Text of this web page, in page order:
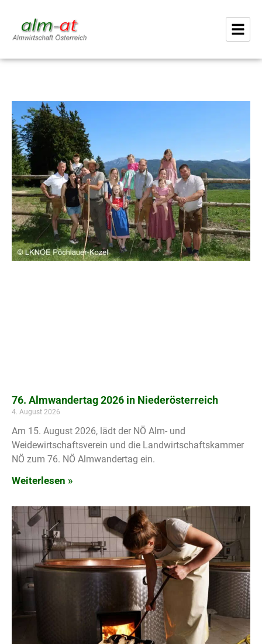
76. Almwandertag 2026 in Niederösterreich
4. August 2026
Am 15. August 2026, lädt der NÖ Alm- und
Weidewirtschaftsverein und die Landwirtschaftskammer
NÖ zum 76. NÖ Almwandertag ein.
Weiterlesen »